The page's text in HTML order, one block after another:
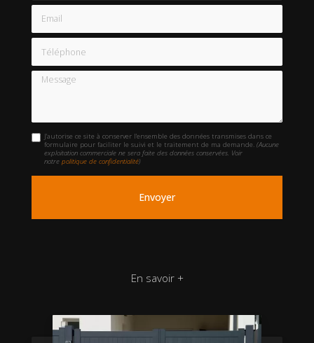
Email
Téléphone
Message
J'autorise ce site à conserver l'ensemble des données transmises dans ce
formulaire pour faciliter le suivi et le traitement de ma demande.(Aucune
exploitation commerciale ne sera faite des données conservées. Voir
notrepolitique de confidentialité)
En savoir +